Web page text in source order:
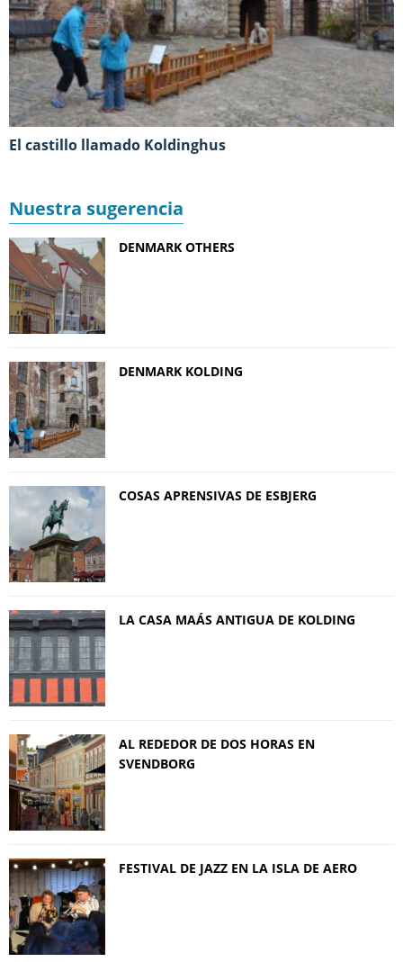
El castillo llamado Koldinghus
Nuestra sugerencia
DENMARK OTHERS
DENMARK KOLDING
COSAS APRENSIVAS DE ESBJERG
LA CASA MAÁS ANTIGUA DE KOLDING
AL REDEDOR DE DOS HORAS EN
SVENDBORG
FESTIVAL DE JAZZ EN LA ISLA DE AERO